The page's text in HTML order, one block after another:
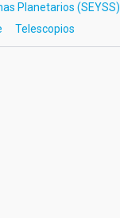
Planetarios (SEYSS)
Telescopios